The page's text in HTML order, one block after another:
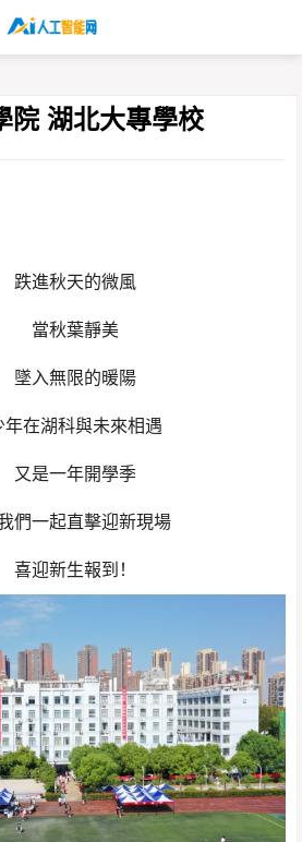
院 湖北大專學校
跌進秋天的微風
當秋葉靜美
墜入無限的暖陽
年在湖科與未來相遇
又是一年開學季
們一起直擊迎新現場
喜迎新生報到！